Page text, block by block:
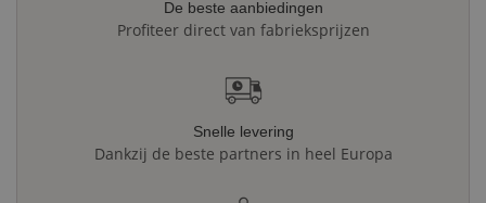
De beste aanbiedingen
Profiteer direct van fabrieksprijzen
Snelle levering
Dankzij de beste partners in heel Europa